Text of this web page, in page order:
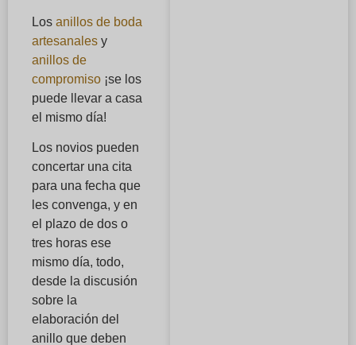
Los anillos de boda
artesanales y
anillos de
compromiso ¡se los
puede llevar a casa
el mismo día!
Los novios pueden
concertar una cita
para una fecha que
les convenga, y en
el plazo de dos o
tres horas ese
mismo día, todo,
desde la discusión
sobre la
elaboración del
anillo que deben